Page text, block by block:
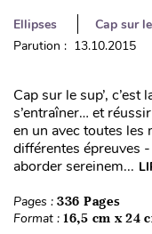
Ellipses
Cap sur
Parution : 13.10.2015
Cap sur le sup’,
s’entraîner… et
en un avec toutes les
différentes épreuves
aborder sereinem...
Pages : 336 Pages
Format : 16,5 cm x 24